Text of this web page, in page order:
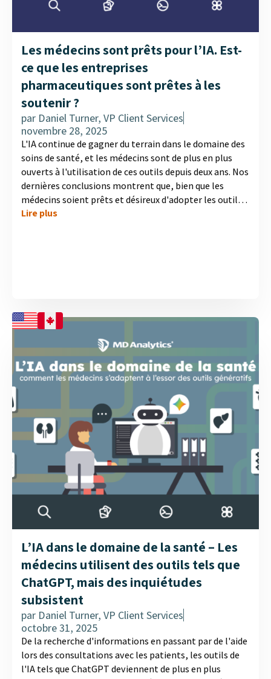
Les médecins sont prêts pour l’IA. Est-
ce que les entreprises
pharmaceutiques sont prêtes à les
soutenir ?
par Daniel Turner, VP Client Services
novembre 28, 2025
L'IA continue de gagner du terrain dans le domaine des
soins de santé, et les médecins sont de plus en plus
ouverts à l'utilisation de ces outils depuis deux ans. Nos
dernières conclusions montrent que, bien que les
médecins soient prêts et désireux d'adopter les outils
d'IA, la plupart d'entre eux n'ont pas encore reçu de
Lire plus
L’IA dans le domaine de la santé – Les
médecins utilisent des outils tels que
ChatGPT, mais des inquiétudes
subsistent
par Daniel Turner, VP Client Services
octobre 31, 2025
De la recherche d'informations en passant par de l'aide
lors des consultations avec les patients, les outils de
l'IA tels que ChatGPT deviennent de plus en plus